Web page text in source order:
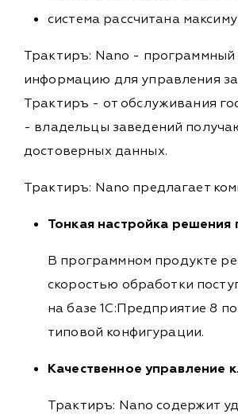
система рассчитана
Трактиръ: Nano -
информацию для управления
Трактиръ - от обслуживания
- владельцы заведений
достоверных данных.
Трактиръ: Nano предлагает
Тонкая настройка решения
В программном продукте
скоростью обработки
на базе 1С:Предприятие 8
типовой конфигурации.
Качественное управление
Трактиръ: Nano содержит